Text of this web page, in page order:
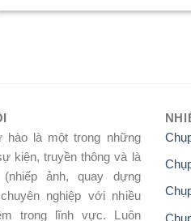
hào là một trong những
kiện, truyền thông và là
(nhiếp ảnh, quay dựng
nghiệp với nhiều
trong lĩnh vực. Luôn